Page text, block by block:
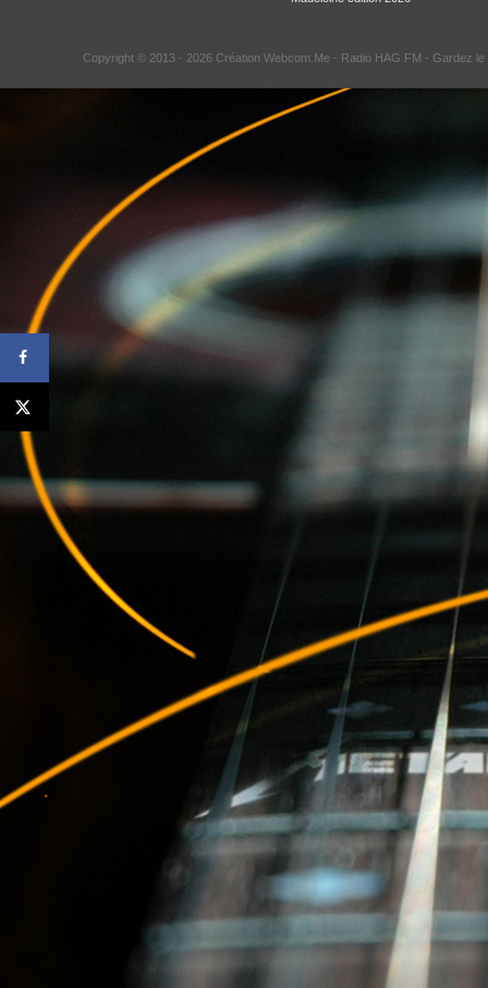
Copyright © 2013 - 2026 Création Webcom.Me - Radio HAG FM - Gardez le